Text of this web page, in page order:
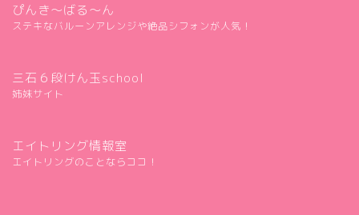
ぴんき～ばる～ん
ステキなバルーンアレンジや絶品シフォンが人気！
三石６段けん玉school
姉妹サイト
エイトリング情報室
エイトリングのことならココ！